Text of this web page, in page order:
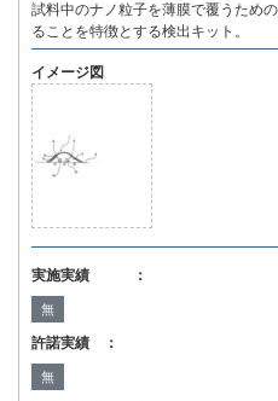
試料中のナノ粒子を薄膜で覆うため
ることを特徴とする検出キット。
イメージ図
実施実績 ：
無
許諾実績 ：
無